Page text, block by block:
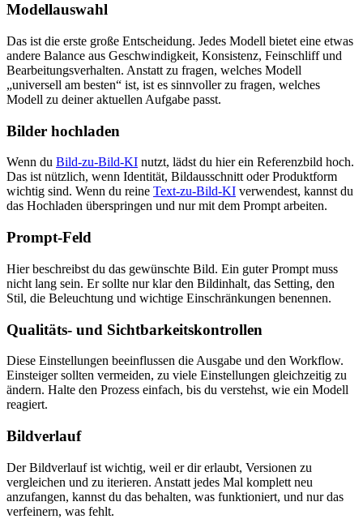
Modellauswahl
Das ist die erste große Entscheidung. Jedes Modell bietet eine etwas
andere Balance aus Geschwindigkeit, Konsistenz, Feinschliff und
Bearbeitungsverhalten. Anstatt zu fragen, welches Modell
„universell am besten“ ist, ist es sinnvoller zu fragen, welches
Modell zu deiner aktuellen Aufgabe passt.
Bilder hochladen
Wenn du Bild-zu-Bild-KI nutzt, lädst du hier ein Referenzbild hoch.
Das ist nützlich, wenn Identität, Bildausschnitt oder Produktform
wichtig sind. Wenn du reine Text-zu-Bild-KI verwendest, kannst du
das Hochladen überspringen und nur mit dem Prompt arbeiten.
Prompt-Feld
Hier beschreibst du das gewünschte Bild. Ein guter Prompt muss
nicht lang sein. Er sollte nur klar den Bildinhalt, das Setting, den
Stil, die Beleuchtung und wichtige Einschränkungen benennen.
Qualitäts- und Sichtbarkeitskontrollen
Diese Einstellungen beeinflussen die Ausgabe und den Workflow.
Einsteiger sollten vermeiden, zu viele Einstellungen gleichzeitig zu
ändern. Halte den Prozess einfach, bis du verstehst, wie ein Modell
reagiert.
Bildverlauf
Der Bildverlauf ist wichtig, weil er dir erlaubt, Versionen zu
vergleichen und zu iterieren. Anstatt jedes Mal komplett neu
anzufangen, kannst du das behalten, was funktioniert, und nur das
verfeinern, was fehlt.